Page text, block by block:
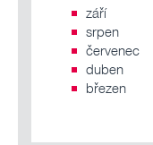
září
srpen
červenec
duben
březen